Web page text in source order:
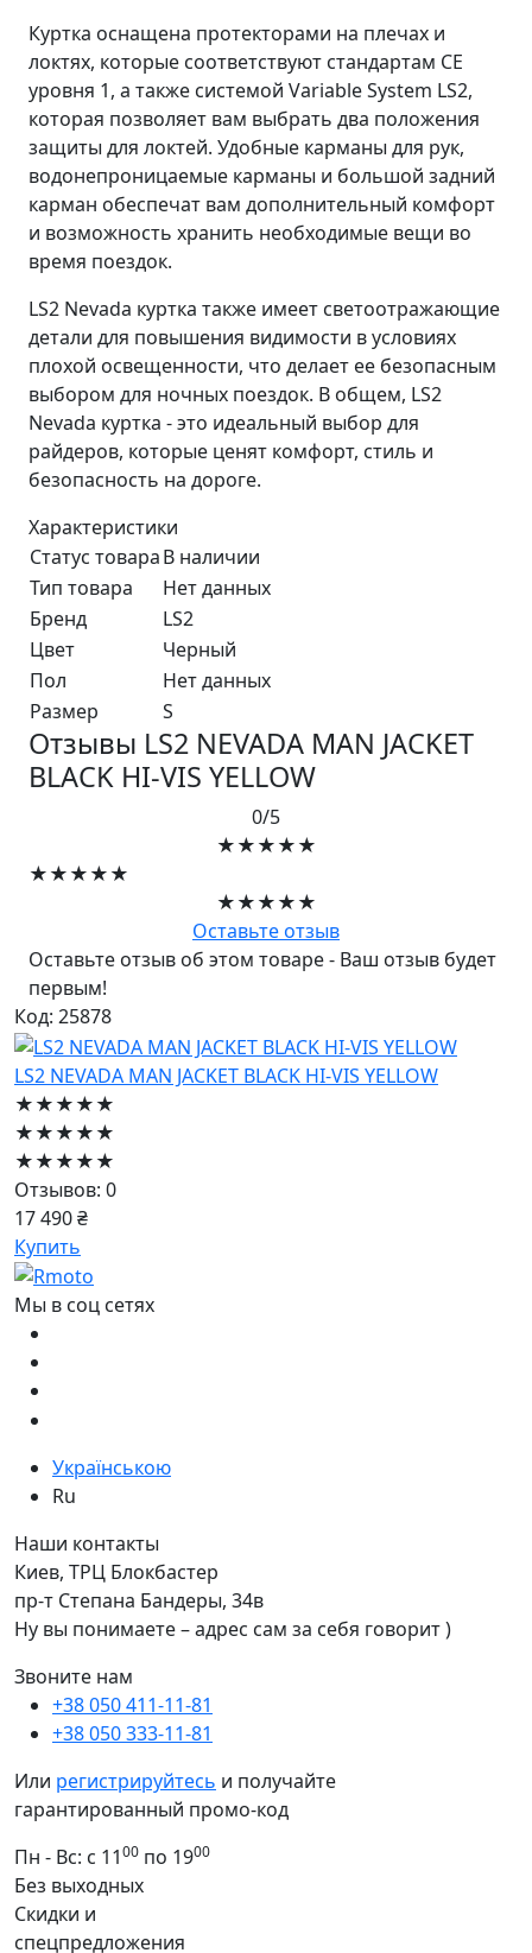
Куртка оснащена протекторами на плечах и
локтях, которые соответствуют стандартам CE
уровня 1, а также системой Variable System LS2,
которая позволяет вам выбрать два положения
защиты для локтей. Удобные карманы для рук,
водонепроницаемые карманы и большой задний
карман обеспечат вам дополнительный комфорт
и возможность хранить необходимые вещи во
время поездок.
LS2 Nevada куртка также имеет светоотражающие
детали для повышения видимости в условиях
плохой освещенности, что делает ее безопасным
выбором для ночных поездок. В общем, LS2
Nevada куртка - это идеальный выбор для
райдеров, которые ценят комфорт, стиль и
безопасность на дороге.
Характеристики
Статус товараВ наличии
Тип товара
Нет данных
Бренд
LS2
Цвет
Черный
Пол
Нет данных
Размер
S
Отзывы LS2 NEVADA MAN JACKET
BLACK HI-VIS YELLOW
0/5
★★★★★
★★★★★
★★★★★
Оставьте отзыв
Оставьте отзыв об этом товаре - Ваш отзыв будет
первым!
Код: 25878
LS2 NEVADA MAN JACKET BLACK HI-VIS YELLOW
★★★★★
★★★★★
★★★★★
Отзывов: 0
17 490 ₴
Купить
Мы в соц сетях
Українською
Ru
Наши контакты
Киев, ТРЦ Блокбастер
пр-т Степана Бандеры, 34в
Ну вы понимаете – адрес сам за себя говорит )
Звоните нам
+38 050 411-11-81
+38 050 333-11-81
Или регистрируйтесь и получайте
гарантированный промо-код
Пн - Вс: с 1100 по 1900
Без выходных
Скидки и
спецпредложения